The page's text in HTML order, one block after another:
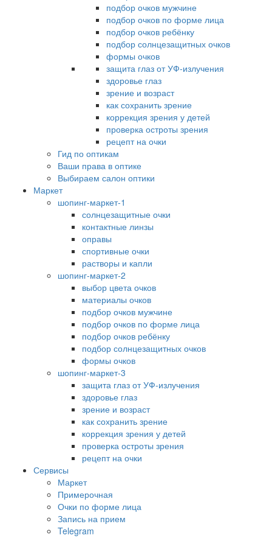
подбор очков мужчине
подбор очков по форме лица
подбор очков ребёнку
подбор солнцезащитных очков
формы очков
защита глаз от УФ-излучения
здоровье глаз
зрение и возраст
как сохранить зрение
коррекция зрения у детей
проверка остроты зрения
рецепт на очки
Гид по оптикам
Ваши права в оптике
Выбираем салон оптики
Маркет
шопинг-маркет-1
солнцезащитные очки
контактные линзы
оправы
спортивные очки
растворы и капли
шопинг-маркет-2
выбор цвета очков
материалы очков
подбор очков мужчине
подбор очков по форме лица
подбор очков ребёнку
подбор солнцезащитных очков
формы очков
шопинг-маркет-3
защита глаз от УФ-излучения
здоровье глаз
зрение и возраст
как сохранить зрение
коррекция зрения у детей
проверка остроты зрения
рецепт на очки
Сервисы
Маркет
Примерочная
Очки по форме лица
Запись на прием
Telegram